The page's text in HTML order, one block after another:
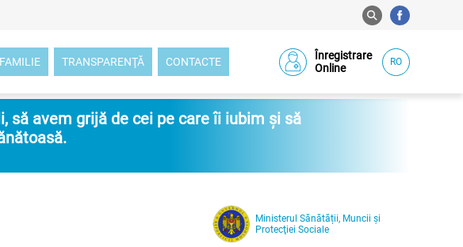
TRANSPARENŢĂ CONTACTE
Înregistrare
Online
RO
să avem grijă de cei pe care îi iubim și să
Ministerul Sănătății, Muncii și
Protecţiei Sociale